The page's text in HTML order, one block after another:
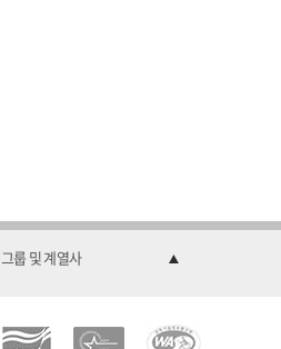
그룹 및 계열사
2 한 과